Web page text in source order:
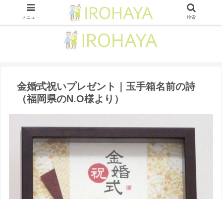
金婚式祝いプレゼント｜玉手箱名前の詩
（福岡県のN.O様より ）
メニュー 検索